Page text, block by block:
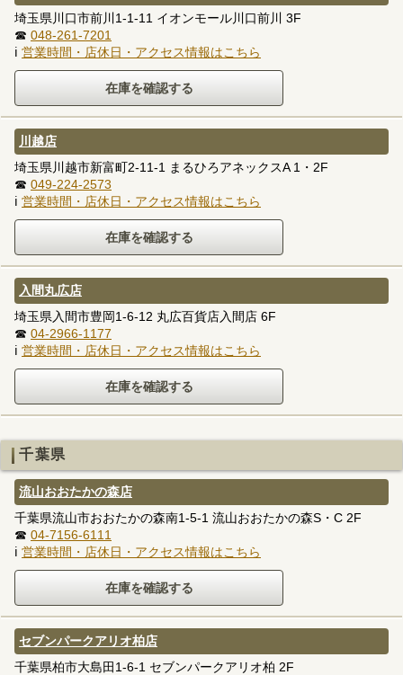
埼玉県川口市前川1-1-11 イオンモール川口前川 3F
☎ 048-261-7201
ℹ 営業時間・店休日・アクセス情報はこちら
川越店
埼玉県川越市新富町2-11-1 まるひろアネックスA 1・2F
☎ 049-224-2573
ℹ 営業時間・店休日・アクセス情報はこちら
入間丸広店
埼玉県入間市豊岡1-6-12 丸広百貨店入間店 6F
☎ 04-2966-1177
ℹ 営業時間・店休日・アクセス情報はこちら
千葉県
流山おおたかの森店
千葉県流山市おおたかの森南1-5-1 流山おおたかの森S・C 2F
☎ 04-7156-6111
ℹ 営業時間・店休日・アクセス情報はこちら
セブンパークアリオ柏店
千葉県柏市大島田1-6-1 セブンパークアリオ柏 2F